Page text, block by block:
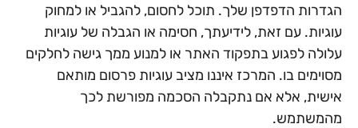
הגדרות הדפדפן שלך. תוכל לחסום, להגביל או למחוק
עוגיות. עם זאת, לידיעתך, חסימה או הגבלה של עוגיות
עלולה לפגוע בתפקוד האתר או למנוע ממך גישה לחלקים
מסוימים בו. המרכז איננו מציב עוגיות פרסום מותאם
אישית, אלא אם נתקבלה הסכמה מפורשת לכך
מהמשתמש.